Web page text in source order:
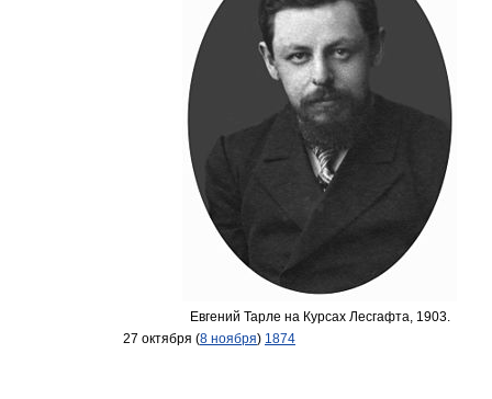
Евгений Тарле на Курсах Лесгафта, 1903.
27 октября (8 ноября) 1874